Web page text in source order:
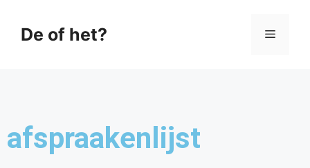
De of het?
afspraakenlijst